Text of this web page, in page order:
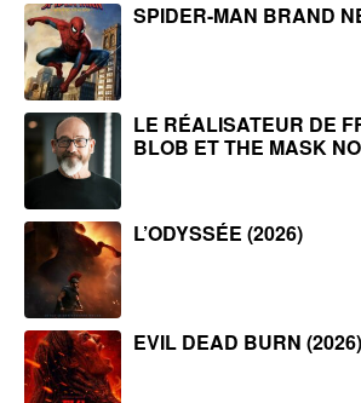
SPIDER-MAN BRAND
LE RÉALISATEUR DE
BLOB ET THE MASK
L’ODYSSÉE (2026)
EVIL DEAD BURN (2026)